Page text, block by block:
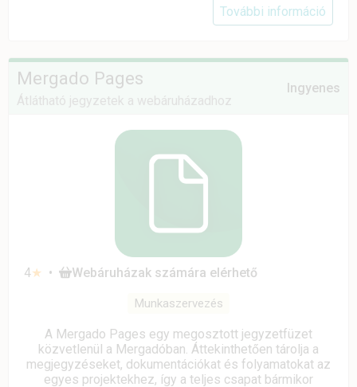
További információ
Mergado Pages
Átlátható jegyzetek a webáruházadhoz
Ingyenes
4★ • Webáruházak számára elérhető
Munkaszervezés
A Mergado Pages egy megosztott jegyzetfüzet
közvetlenül a Mergadóban. Áttekinthetően tárolja a
megjegyzéseket, dokumentációkat és folyamatokat az
egyes projektekhez, így a teljes csapat bármikor